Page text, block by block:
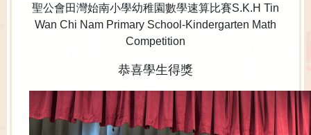
聖公會田灣始南小學幼稚園數學速算比賽S.K.H Tin
Wan Chi Nam Primary School-Kindergarten Math
Competition
恭喜學生得獎